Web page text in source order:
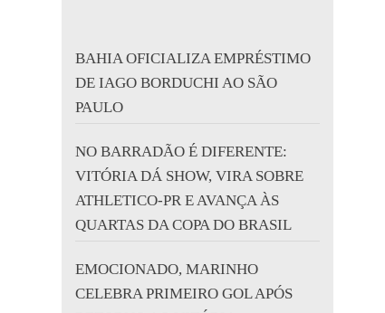
BAHIA OFICIALIZA EMPRÉSTIMO
DE IAGO BORDUCHI AO SÃO
PAULO
NO BARRADÃO É DIFERENTE:
VITÓRIA DÁ SHOW, VIRA SOBRE
ATHLETICO-PR E AVANÇA ÀS
QUARTAS DA COPA DO BRASIL
EMOCIONADO, MARINHO
CELEBRA PRIMEIRO GOL APÓS